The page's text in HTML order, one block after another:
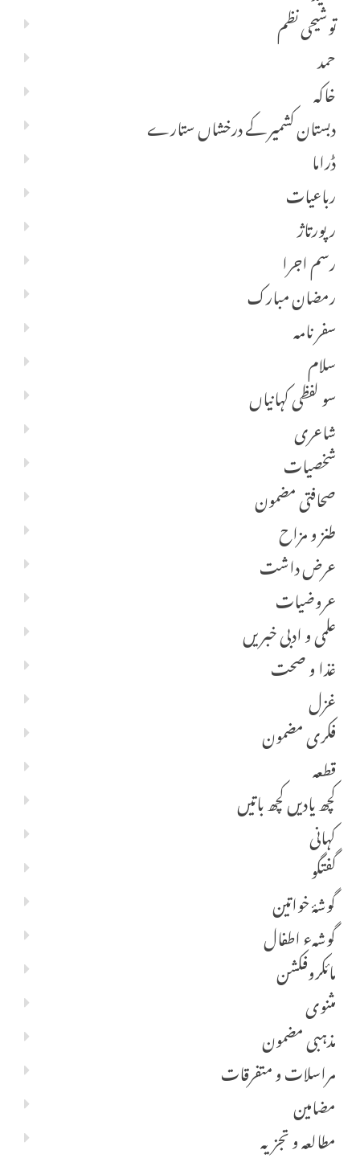
توشیحی نظم
حمد
خاکہ
دبستان کشمیر کے درخشاں ستارے
ڈراما
رباعیات
رپورتاژ
رسم اجرا
رمضان مبارک
سفر نامہ
سلام
سو لفظی کہانیاں
شاعری
شخصیات
صحافتی مضمون
طنز و مزاح
عرض داشت
عروضیات
علمی و ادبی خبریں
غذا و صحت
غزل
فکری مضمون
قطعہ
کچھ یادیں کچھ باتیں
کہانی
گفتگو
گوشۂ خواتین
گوشہء اطفال
مائکروفکشن
مثنوی
مذہبی مضمون
مراسلات و متفرقات
مضامین
مطالعہ و تجزیہ